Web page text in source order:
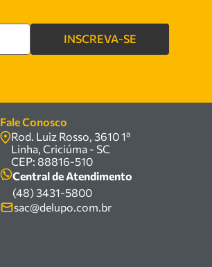
INSCREVA-SE
Fale Conosco
Rod. Luiz Rosso, 3610 1ª
Linha, Criciúma - SC
CEP: 88816-510
Central de Atendimento
(48) 3431-5800
sac@delupo.com.br